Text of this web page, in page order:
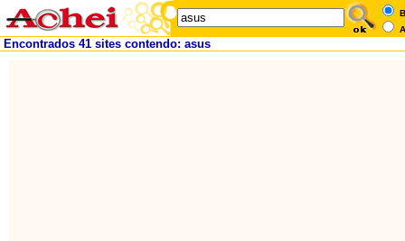
Encontrados 41 sites contendo: asus